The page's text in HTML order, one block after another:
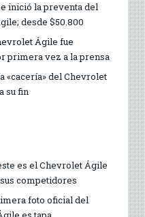
inició la preventa del
desde $50.800
Ágile fue
primera vez a la prensa
«cacería» del Chevrolet
su fin
es el Chevrolet Ágile
competidores
foto oficial del